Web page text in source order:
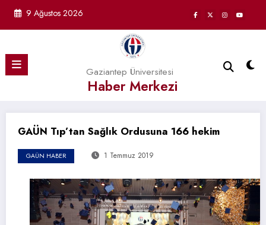
9 Ağustos 2026
Gaziantep Üniversitesi
Haber Merkezi
GAÜN Tıp’tan Sağlık Ordusuna 166 hekim
GAÜN HABER 1 Temmuz 2019